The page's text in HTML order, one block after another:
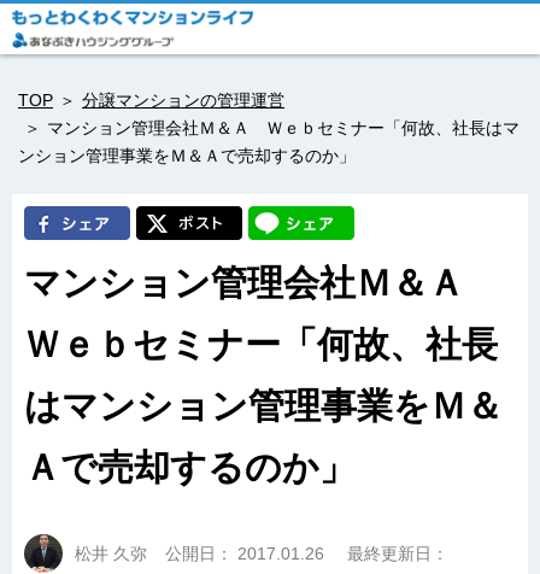
TOP
分譲マンションの管理運営
マンション管理会社Ｍ＆Ａ Ｗｅｂセミナー「何故、社長はマ
ンション管理事業をＭ＆Ａで売却するのか」
マンション管理会社Ｍ＆Ａ
Ｗｅｂセミナー「何故、社長
はマンション管理事業をＭ＆
Ａで売却するのか」
松井 久弥 公開日： 2017.01.26
最終更新日：